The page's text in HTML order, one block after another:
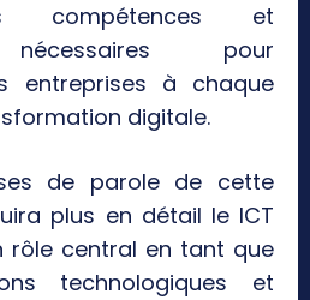
compétences et
nécessaires pour
entreprises à chaque
digitale.
de parole de cette
plus en détail le ICT
rôle central en tant que
technologiques et